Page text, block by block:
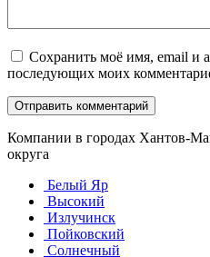
Сохранить моё имя, email и
последующих моих
Компании в городах Хантов-
округа
Белый Яр
Высокий
Излучинск
Пойковский
Солнечный